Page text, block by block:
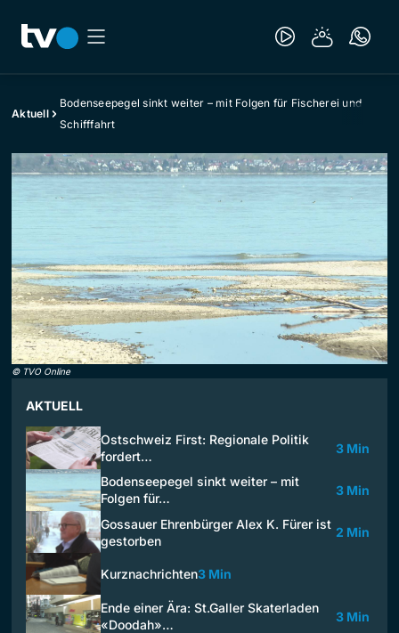
Aktuell
Bodenseepegel sinkt weiter – mit Folgen für Fischerei und
Schifffahrt
© TVO Online
AKTUELL
Ostschweiz First: Regionale Politik
fordert…
3 Min
Bodenseepegel sinkt weiter – mit
Folgen für…
3 Min
Gossauer Ehrenbürger Alex K. Fürer ist
gestorben
2 Min
Kurznachrichten3 Min
Ende einer Ära: St.Galler Skaterladen
«Doodah»…
3 Min